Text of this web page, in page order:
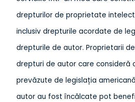
drepturilor de proprietate
inclusiv drepturile acordate de
drepturile de autor. Proprietarii
drepturi de autor care consideră
prevăzute de legislația
autor au fost încălcate pot